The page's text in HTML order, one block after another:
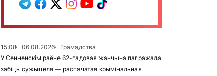
15:08 06.08.2026
Грамадства
У Сенненскім раёне 62-гадовая жанчына пагражала
забіць сужыцеля — распачатая крымінальная